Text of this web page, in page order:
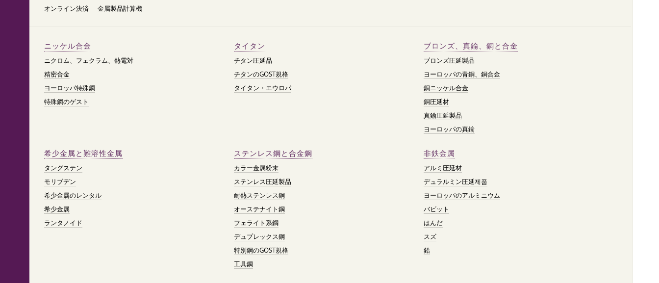
オンライン決済
金属製品計算機
ニッケル合金
ニクロム、フェクラム、熱電対
精密合金
ヨーロッパ特殊鋼
特殊鋼のゲスト
タイタン
チタン圧延品
チタンのGOST規格
タイタン・エウロパ
ブロンズ、真鍮、銅と合金
ブロンズ圧延製品
ヨーロッパの青銅、銅合金
銅ニッケル合金
銅圧延材
真鍮圧延製品
ヨーロッパの真鍮
希少金属と難溶性金属
タングステン
モリブデン
希少金属のレンタル
希少金属
ランタノイド
ステンレス鋼と合金鋼
カラー金属粉末
ステンレス圧延製品
耐熱ステンレス鋼
オーステナイト鋼
フェライト系鋼
デュプレックス鋼
特別鋼のGOST規格
工具鋼
非鉄金属
アルミ圧延材
デュラルミン圧延제품
ヨーロッパのアルミニウム
バビット
はんだ
スズ
鉛